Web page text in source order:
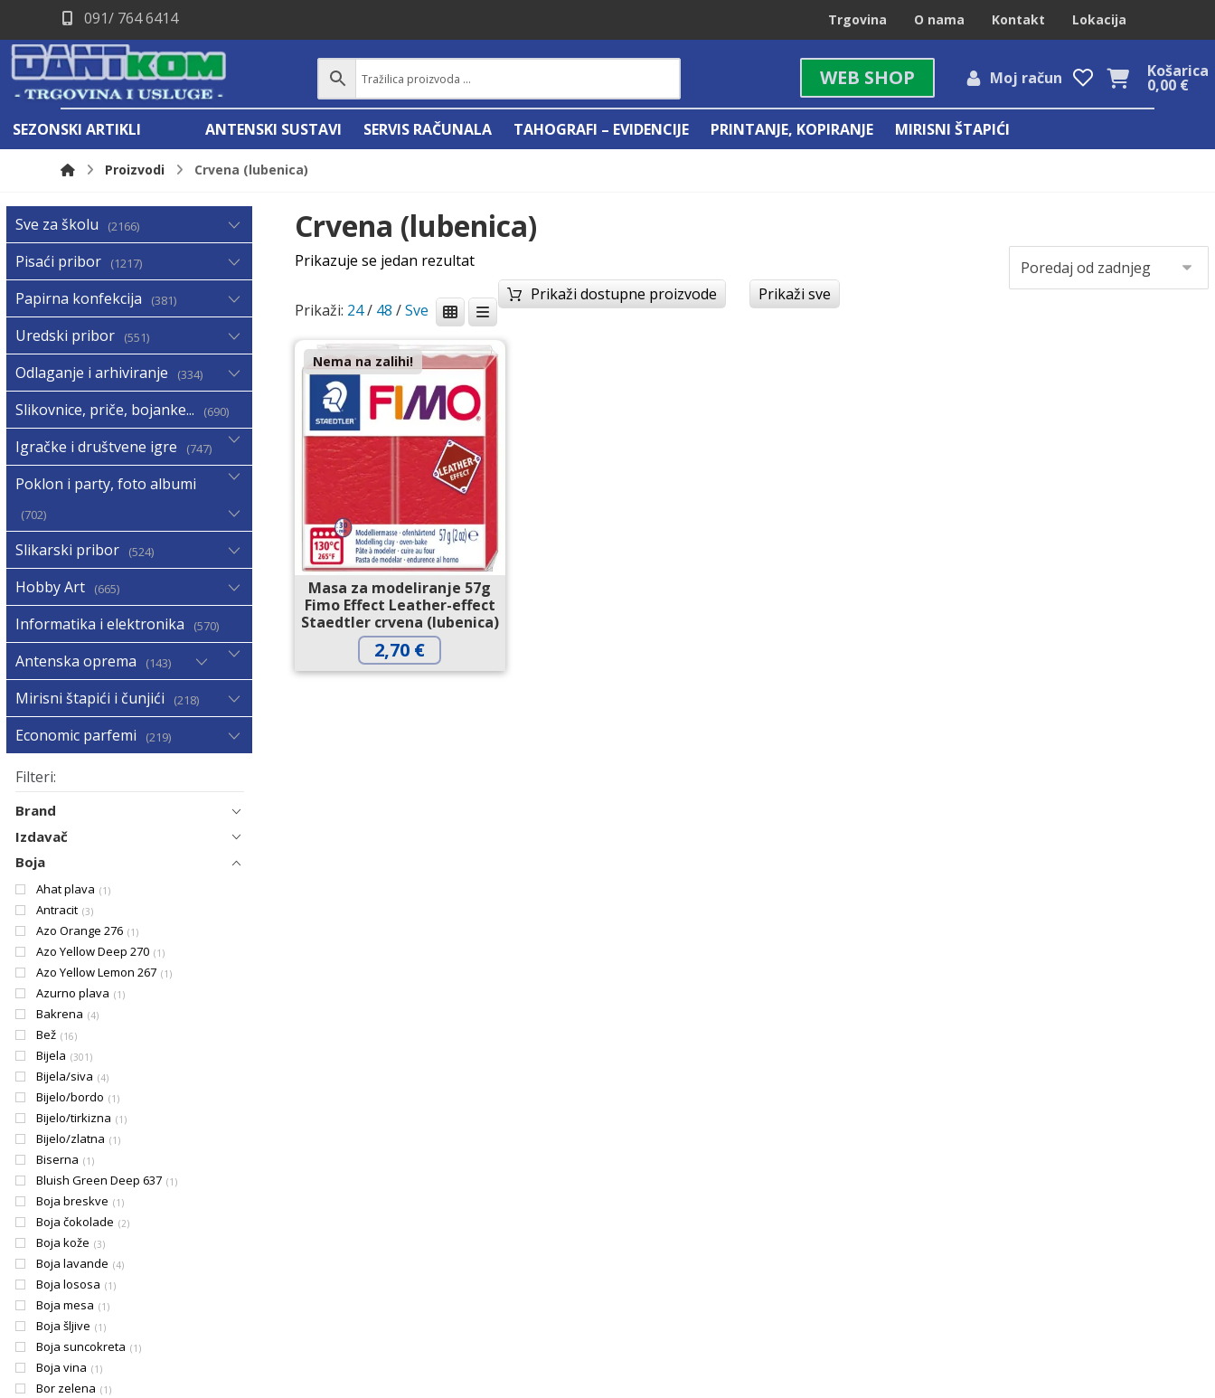
091/ 764 6414 Trgovina O nama Kontakt Lokacija
Košarica
0,00 €
Moj račun
WEB SHOP
SEZONSKI ARTIKLI ANTENSKI SUSTAVI SERVIS RAČUNALA TAHOGRAFI – EVIDENCIJE PRINTANJE, KOPIRANJE MIRISNI ŠTAPIĆI
Proizvodi Crvena (lubenica)
Crvena (lubenica)
Prikaži dostupne proizvode Prikaži sve
Prikazuje se jedan rezultat
Prikaži: 24/ 48 /
Nema na zalihi!
Masa za modeliranje 57g
Fimo Effect Leather-effect
Staedtler crvena (lubenica)
2,70 €
Sve za školu 2166
Pisaći pribor 1217
Papirna konfekcija 381
Uredski pribor 551
Odlaganje i arhiviranje 334
Slikovnice, priče, bojanke... 690
Igračke i društvene igre 747
Poklon i party, foto albumi
702
Slikarski pribor 524
Hobby Art 665
Informatika i elektronika 570
Antenska oprema 143
Mirisni štapići i čunjići 218
Economic parfemi 219
Brand
Izdavač
Boja
Ahat plava 1
Antracit 3
Azo Orange 276 1
Azo Yellow Deep 270 1
Azo Yellow Lemon 267 1
Azurno plava 1
Bakrena 4
Bež 16
Bijela 301
Bijela/siva 4
Bijelo/bordo 1
Bijelo/tirkizna 1
Bijelo/zlatna 1
Biserna 1
Bluish Green Deep 637 1
Boja breskve 1
Boja čokolade 2
Boja kože 3
Boja lavande 4
Boja lososa 1
Boja mesa 1
Boja šljive 1
Boja suncokreta 1
Boja vina 1
Bor zelena 1